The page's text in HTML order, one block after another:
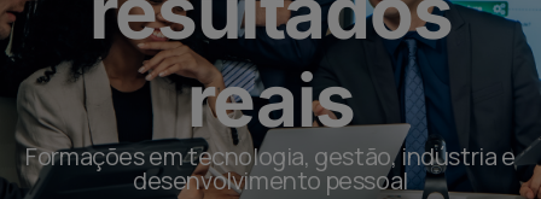
reais
Formações em tecnologia, gestão, indústria e
desenvolvimento pessoal